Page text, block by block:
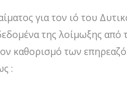
για τον ιό του
της λοίμωξης από
καθορισμό των
: